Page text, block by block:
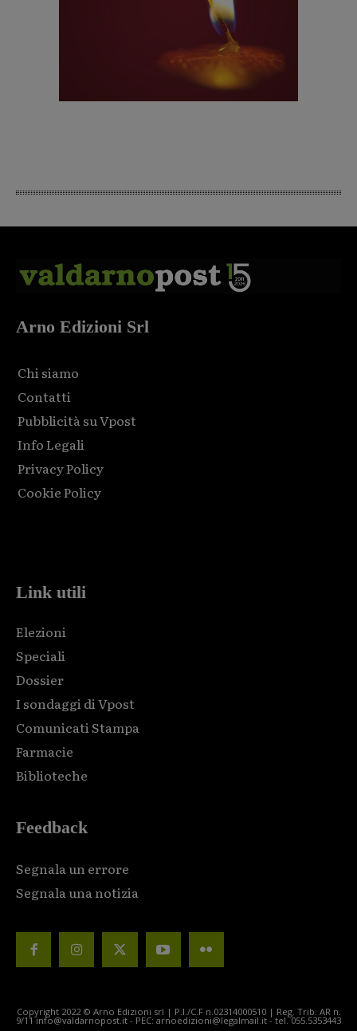
Arno Edizioni Srl
Chi siamo
Contatti
Pubblicità su Vpost
Info Legali
Privacy Policy
Cookie Policy
Link utili
Elezioni
Speciali
Dossier
I sondaggi di Vpost
Comunicati Stampa
Farmacie
Biblioteche
Feedback
Segnala un errore
Segnala una notizia
Copyright 2022 © Arno Edizioni srl | P.I./C.F n.02314000510 | Reg. Trib. AR n.
9/11 info@valdarnopost.it - PEC: arnoedizioni@legalmail.it - tel. 055.5353443